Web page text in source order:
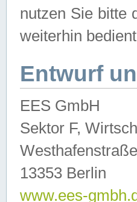
nutzen Sie bitte
weiterhin
Entwurf
EES GmbH
Sektor F,
13353 Berlin
www.ees-